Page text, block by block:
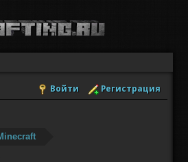
Войти Регистрация